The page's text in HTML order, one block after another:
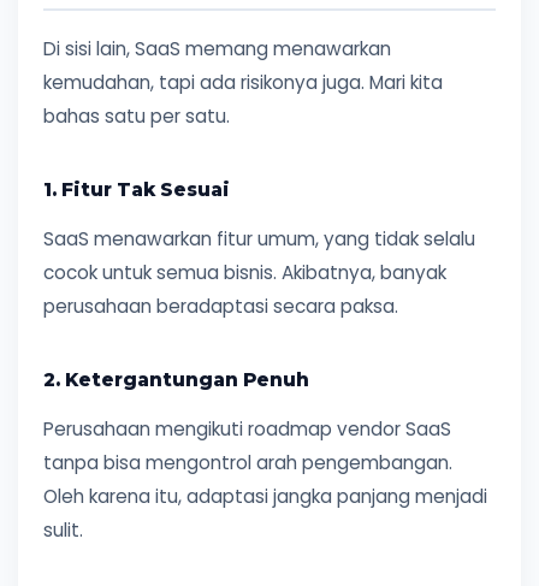
Di sisi lain, SaaS memang menawarkan
kemudahan, tapi ada risikonya juga. Mari kita
bahas satu per satu.
1. Fitur Tak Sesuai
SaaS menawarkan fitur umum, yang tidak selalu
cocok untuk semua bisnis. Akibatnya, banyak
perusahaan beradaptasi secara paksa.
2. Ketergantungan Penuh
Perusahaan mengikuti roadmap vendor SaaS
tanpa bisa mengontrol arah pengembangan.
Oleh karena itu, adaptasi jangka panjang menjadi
sulit.